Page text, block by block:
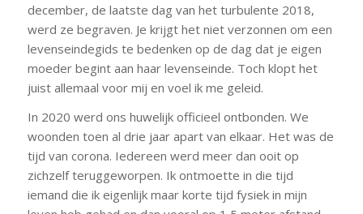
december, de laatste dag van het turbulente 2018,
werd ze begraven. Je krijgt het niet verzonnen om een
levenseindegids te bedenken op de dag dat je eigen
moeder begint aan haar levenseinde. Toch klopt het
juist allemaal voor mij en voel ik me geleid.
In 2020 werd ons huwelijk officieel ontbonden. We
woonden toen al drie jaar apart van elkaar. Het was de
tijd van corona. Iedereen werd meer dan ooit op
zichzelf teruggeworpen. Ik ontmoette in die tijd
iemand die ik eigenlijk maar korte tijd fysiek in mijn